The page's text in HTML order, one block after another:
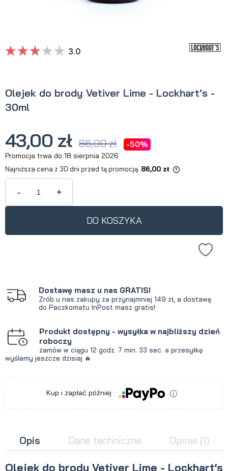
Olejek do brody Vetiver Lime - Lockhart’s -
30ml
3.0
43,00 zł 86,00 zł -50%
Promocja trwa do 18 sierpnia 2026
Najniższa cena z 30 dni przed tą promocją: 86,00 zł
Jeżeli produkt jest sprzedawany
krócej niż 30 dni, wyświetlana jest
produkt pojawił się w sprzedaży.
- +
DO KOSZYKA
Dostawę masz u nas GRATIS!
Zrób u nas zakupy za przynajmniej 149 zł, a dostawę
do Paczkomatu InPost masz gratis!
Produkt dostępny - wysyłka w najbliższy dzień
roboczy
zamów w ciągu 12 godz. 7 min. 33 sec. a przesyłkę
wyślemy jeszcze dzisiaj 🔥
Kup i zapłać później
Opis Dane techniczne Opinie (1)
Olejek do brody Vetiver Lime - Lockhart’s